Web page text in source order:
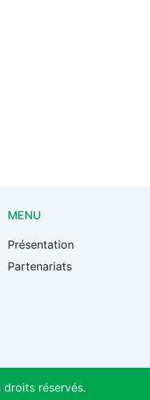
MENU
Présentation
Partenariats
réservés.